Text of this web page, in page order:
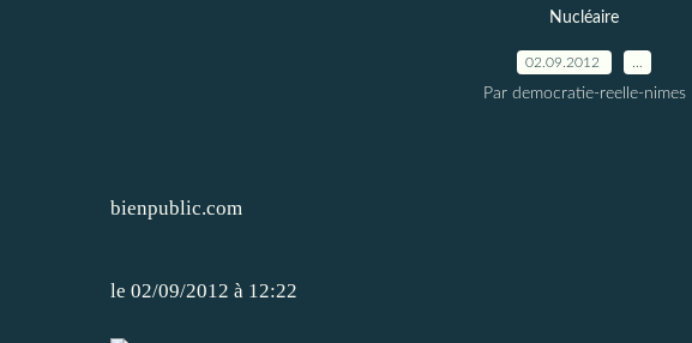
Nucléaire
02.09.2012
Par democratie-reelle-nimes
bienpublic.com
le 02/09/2012 à 12:22